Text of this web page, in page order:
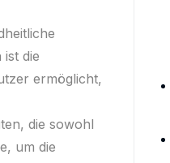
die
ermöglicht,
die sowohl
um die